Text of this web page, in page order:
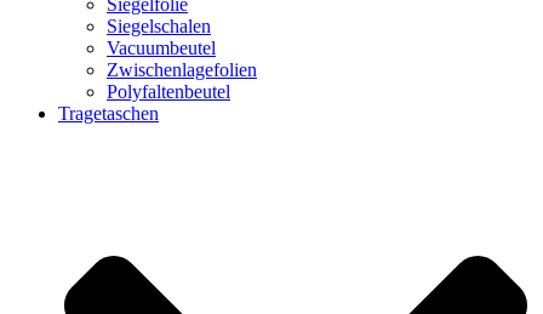
Siegelschalen
Vacuumbeutel
Zwischenlagefolien
Polyfaltenbeutel
Tragetaschen